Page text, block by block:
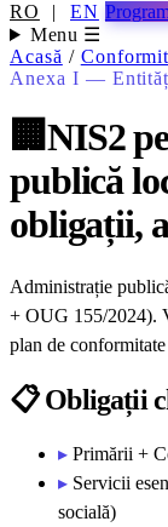
RO | EN
Menu ☰
Acasă /
Anexa I —
🏢NIS2
publică
obligații,
Administrație
+ OUG 155/2024).
plan de
📋Obligații
▸ Primării +
▸ Servicii
socială)